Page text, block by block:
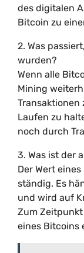
des digitalen
Bitcoin zu
2. Was
wurden?
Wenn alle
Mining
Transaktionen
Laufen zu
noch durch
3. Was ist der
Der Wert
ständig. Es
und wird auf
Zum
eines Bitcoins